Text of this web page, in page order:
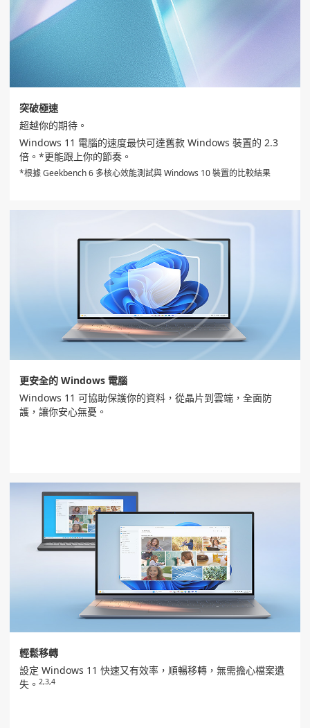
突破極速
超越你的期待。
Windows 11 電腦的速度最快可達舊款 Windows 裝置的 2.3
倍。*更能跟上你的節奏。
*根據 Geekbench 6 多核心效能測試與 Windows 10 裝置的比較結果
更安全的 Windows 電腦
Windows 11 可協助保護你的資料，從晶片到雲端，全面防
護，讓你安心無憂。
輕鬆移轉
設定 Windows 11 快速又有效率，順暢移轉，無需擔心檔案遺
失。 2,3,4